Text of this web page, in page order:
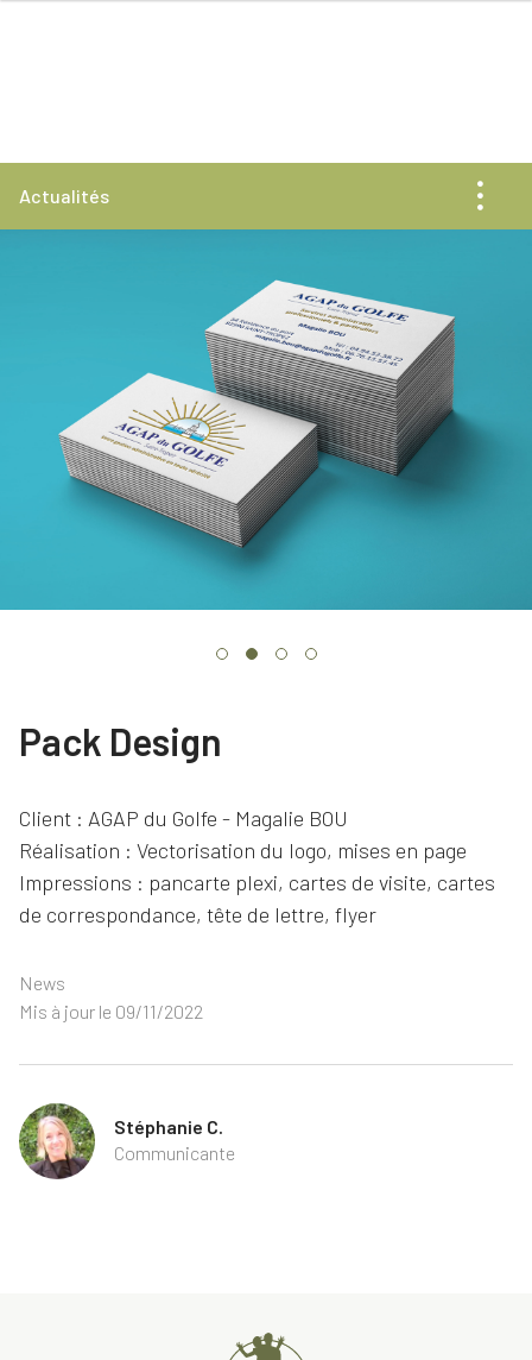
Actualités
Toute l'actualité
News
Rencontres
Événements
Tendances
Pack Design
Client : AGAP du Golfe - Magalie BOU
Réalisation : Vectorisation du logo, mises en page
Impressions : pancarte plexi, cartes de visite, cartes
de correspondance, tête de lettre, flyer
News
Mis à jour le 09/11/2022
Stéphanie C.
Communicante